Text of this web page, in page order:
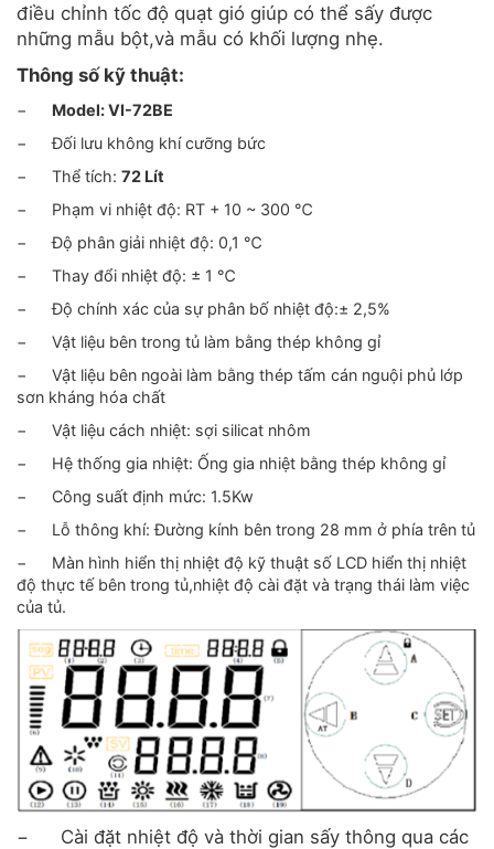
điều chỉnh tốc độ quạt gió giúp có thể sấy được
những mẫu bột,và mẫu có khối lượng nhẹ.​
Thông số kỹ thuật:
− Model:VI-72BE
−
Đối lưu không khí cưỡng bức
−
Thể tích: 72 Lít
−
Phạm vi nhiệt độ: RT + 10 ~ 300 ℃
−
Độ phân giải nhiệt độ: 0,1 ℃
−
Thay đổi nhiệt độ: ± 1 ℃
−
Độ chính xác của sự phân bố nhiệt độ:± 2,5%
−
Vật liệu bên trong tủ làm bằng thép không gỉ
−
Vật liệu bên ngoài làm bằng thép tấm cán nguội phủ lớp
sơn kháng hóa chất
−
Vật liệu cách nhiệt: sợi silicat nhôm
−
Hệ thống gia nhiệt: Ống gia nhiệt bằng thép không gỉ
−
Công suất định mức: 1.5Kw
−
Lỗ thông khí: Đường kính bên trong 28 mm ở phía trên tủ
−
Màn hình hiển thị nhiệt độ kỹ thuật số LCD hiển thị nhiệt
độ thực tế bên trong tủ,nhiệt độ cài đặt và trạng thái làm việc
của tủ.
−
Cài đặt nhiệt độ và thời gian sấy thông qua các